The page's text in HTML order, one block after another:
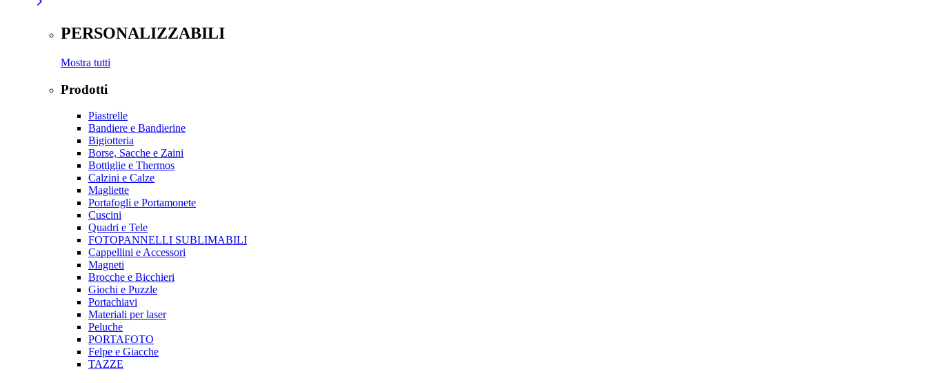
PERSONALIZZABILI
Mostra tutti
Prodotti
Piastrelle
Bandiere e Bandierine
Bigiotteria
Borse, Sacche e Zaini
Bottiglie e Thermos
Calzini e Calze
Magliette
Portafogli e Portamonete
Cuscini
Quadri e Tele
FOTOPANNELLI SUBLIMABILI
Cappellini e Accessori
Magneti
Brocche e Bicchieri
Giochi e Puzzle
Portachiavi
Materiali per laser
Peluche
PORTAFOTO
Felpe e Giacche
TAZZE